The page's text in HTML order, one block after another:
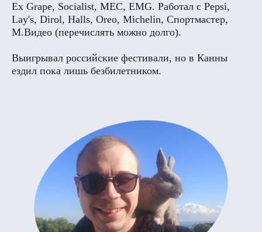
Ex Grape, Socialist, MEC, EMG. Работал с Pepsi,
Lay's, Dirol, Halls, Oreo, Michelin, Спортмастер,
М.Видео (перечислять можно долго).
Выигрывал российские фестивали, но в Канны
ездил пока лишь безбилетником.